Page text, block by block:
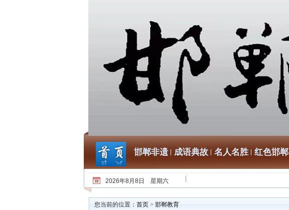
邯郸非遗 成语典故 名人名胜 红色邯郸
2026年8月8日 星期六
您当前的位置： 首页 > 邯郸教育